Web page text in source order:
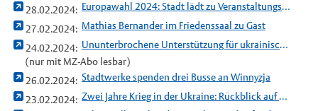
28.02.2024:
Europawahl 2024: Stadt lädt zu Veranstaltungsreihe ein
27.02.2024: Mathias Bernander im Friedenssaal zu Gast
24.02.2024:
Ununterbrochene Unterstützung für ukrainische Geflüchtete
(nur mit MZ-Abo lesbar)
26.02.2024: Stadtwerke spenden drei Busse an Winnyzja
23.02.2024:
Zwei Jahre Krieg in der Ukraine: Rückblick auf Winnyzja-Hilfen